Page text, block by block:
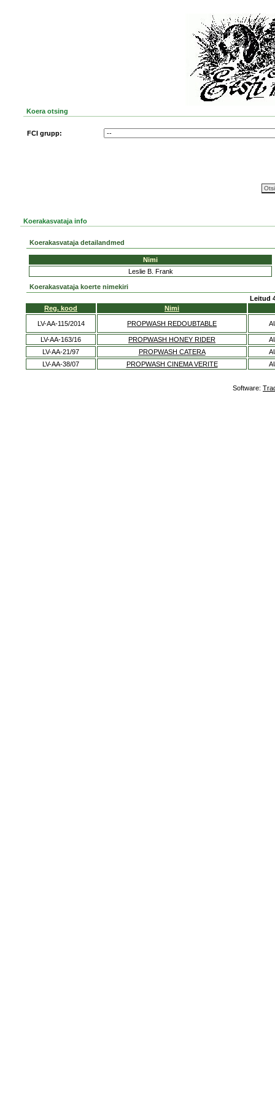
Koera otsing
FCI grupp:
Koerakasvataja info
Koerakasvataja detailandmed
Nimi
Leslie B. Frank
Koerakasvataja koerte nimekiri
Leitud
Reg. kood
Nimi
LV-AA-115/2014 PROPWASH REDOUBTABLE
LV-AA-163/16 PROPWASH HONEY RIDER
LV-AA-21/97
PROPWASH CATERA
LV-AA-38/07
PROPWASH CINEMA VERITE
Software: